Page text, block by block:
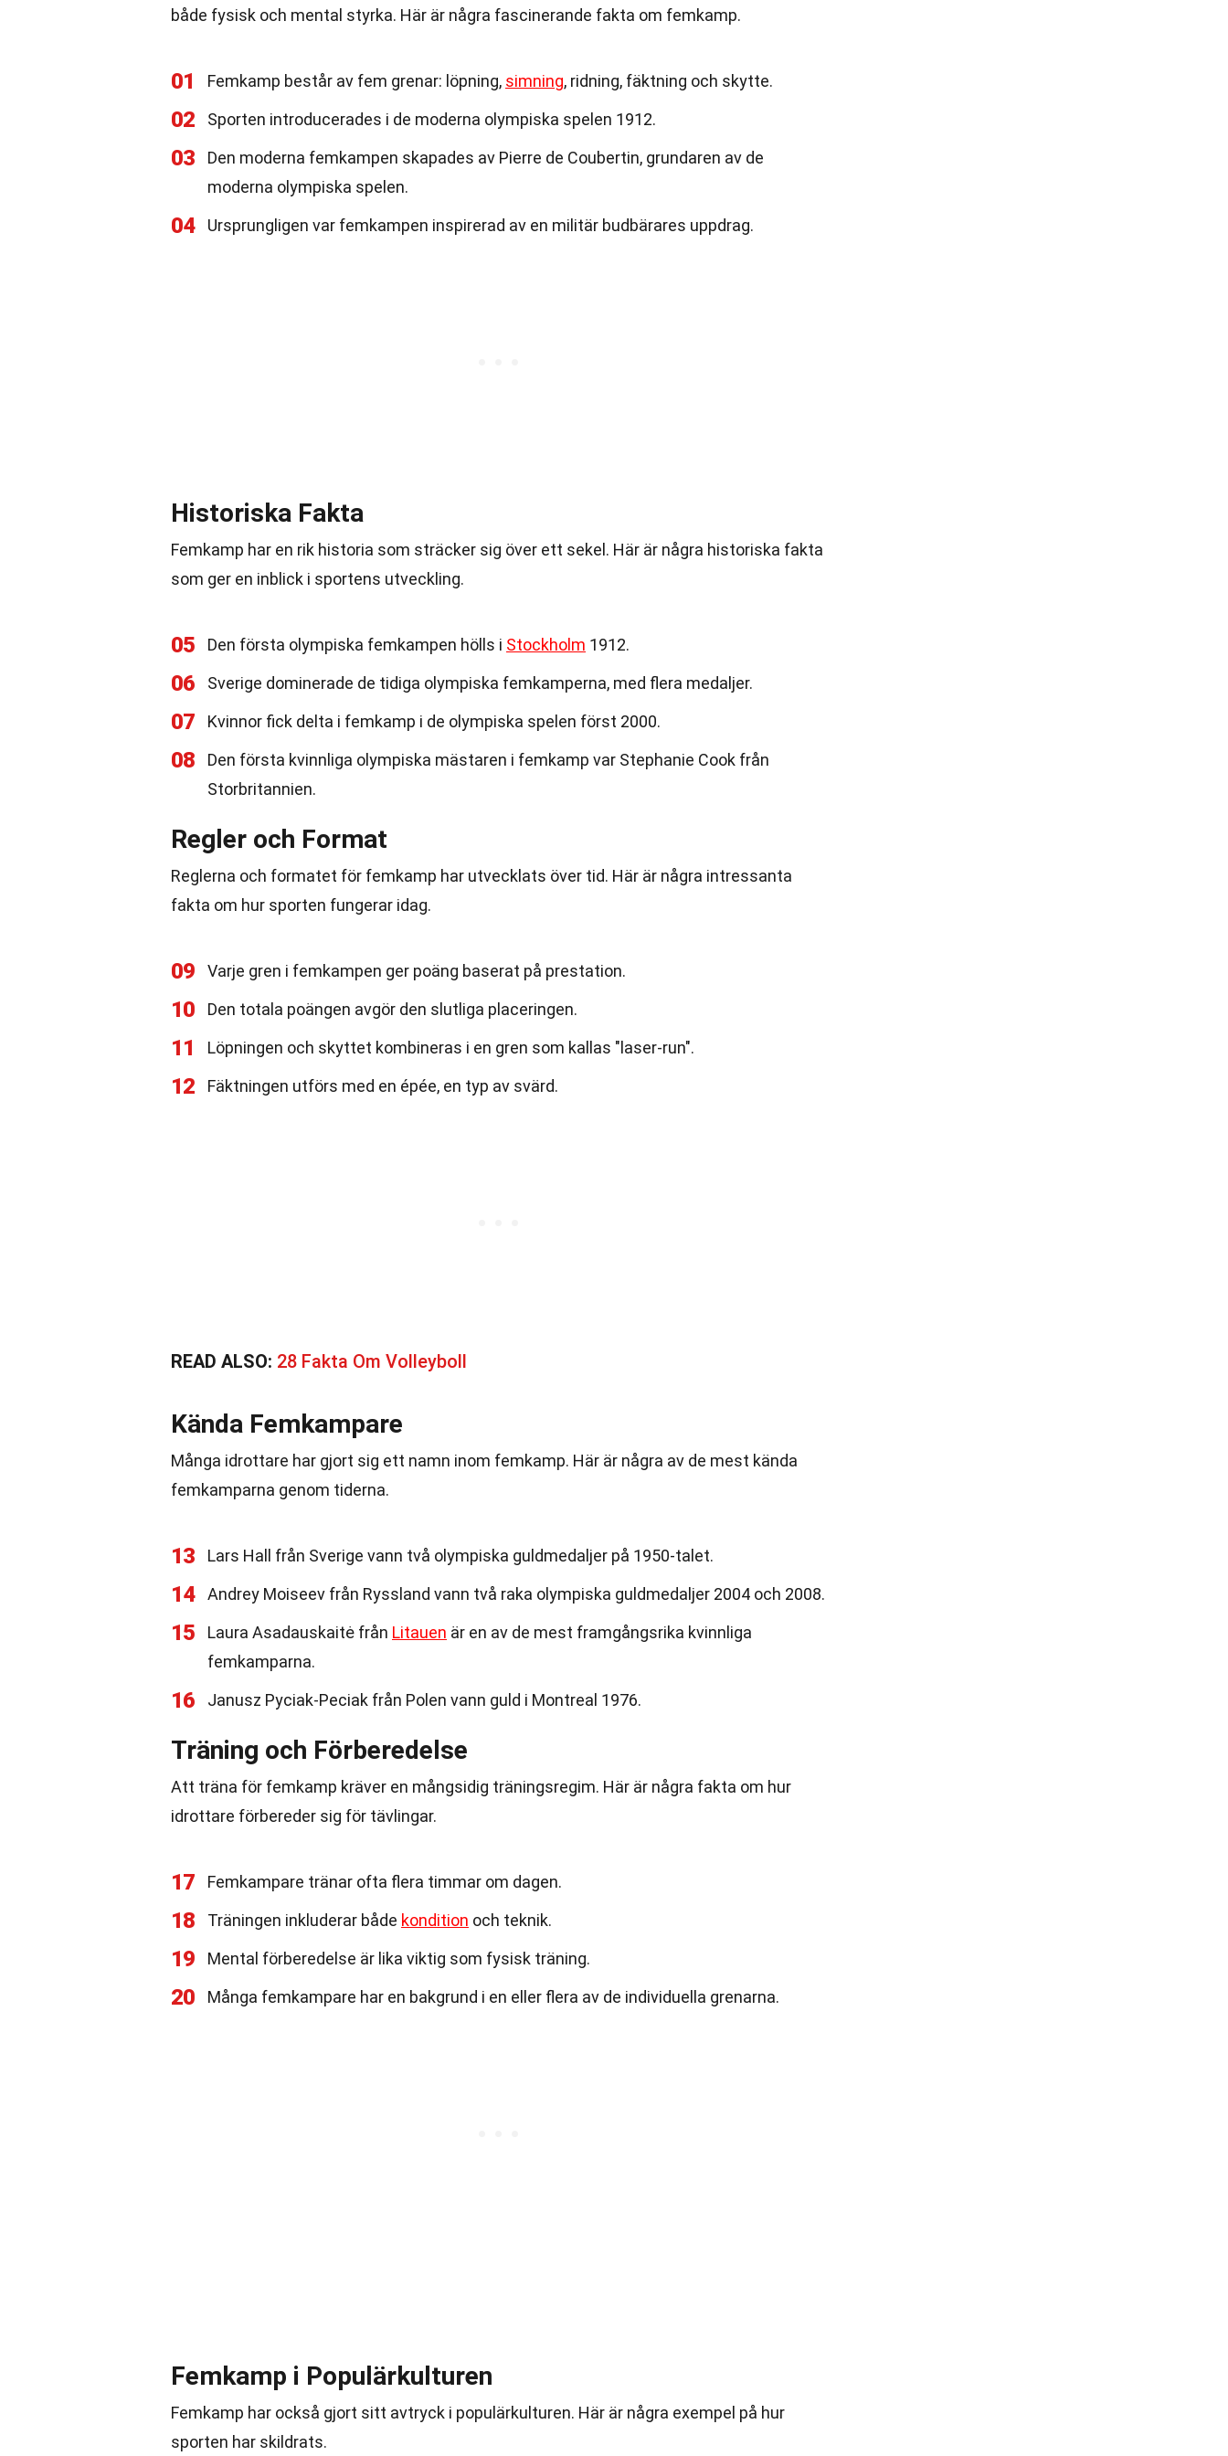
både fysisk och mental styrka. Här är några fascinerande fakta om femkamp.
01 Femkamp består av fem grenar: löpning, simning, ridning, fäktning och skytte.
02 Sporten introducerades i de moderna olympiska spelen 1912.
03
Den moderna femkampen skapades av Pierre de Coubertin, grundaren av de
moderna olympiska spelen.
04 Ursprungligen var femkampen inspirerad av en militär budbärares uppdrag.
Historiska Fakta
Femkamp har en rik historia som sträcker sig över ett sekel. Här är några historiska fakta
som ger en inblick i sportens utveckling.
05 Den första olympiska femkampen hölls i Stockholm 1912.
06 Sverige dominerade de tidiga olympiska femkamperna, med flera medaljer.
07 Kvinnor fick delta i femkamp i de olympiska spelen först 2000.
08
Den första kvinnliga olympiska mästaren i femkamp var Stephanie Cook från
Storbritannien.
Regler och Format
Reglerna och formatet för femkamp har utvecklats över tid. Här är några intressanta
fakta om hur sporten fungerar idag.
09 Varje gren i femkampen ger poäng baserat på prestation.
10 Den totala poängen avgör den slutliga placeringen.
11 Löpningen och skyttet kombineras i en gren som kallas "laser-run".
12 Fäktningen utförs med en épée, en typ av svärd.
READ ALSO: 28 Fakta Om Volleyboll
Kända Femkampare
Många idrottare har gjort sig ett namn inom femkamp. Här är några av de mest kända
femkamparna genom tiderna.
13 Lars Hall från Sverige vann två olympiska guldmedaljer på 1950-talet.
14 Andrey Moiseev från Ryssland vann två raka olympiska guldmedaljer 2004 och 2008.
15 Laura Asadauskaitė från Litauen är en av de mest framgångsrika kvinnliga
femkamparna.
16 Janusz Pyciak-Peciak från Polen vann guld i Montreal 1976.
Träning och Förberedelse
Att träna för femkamp kräver en mångsidig träningsregim. Här är några fakta om hur
idrottare förbereder sig för tävlingar.
17 Femkampare tränar ofta flera timmar om dagen.
18 Träningen inkluderar både kondition och teknik.
19 Mental förberedelse är lika viktig som fysisk träning.
20 Många femkampare har en bakgrund i en eller flera av de individuella grenarna.
Femkamp i Populärkulturen
Femkamp har också gjort sitt avtryck i populärkulturen. Här är några exempel på hur
sporten har skildrats.